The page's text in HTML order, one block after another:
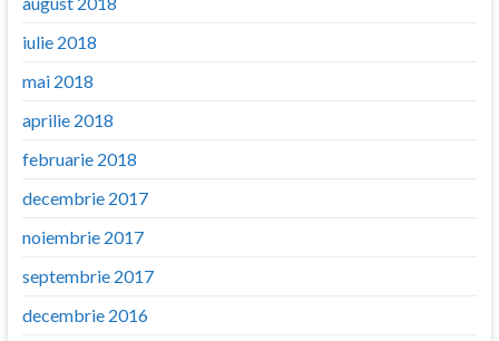
iulie 2018
mai 2018
aprilie 2018
februarie 2018
decembrie 2017
noiembrie 2017
septembrie 2017
decembrie 2016